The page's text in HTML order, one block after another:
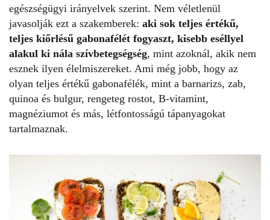
egészségügyi irányelvek szerint. Nem véletlenül
javasolják ezt a szakemberek: aki sok teljes értékű,
teljes kiőrlésű gabonafélét fogyaszt, kisebb eséllyel
alakul ki nála szívbetegségség, mint azoknál, akik nem
esznek ilyen élelmiszereket. Ami még jobb, hogy az
olyan teljes értékű gabonafélék, mint a barnarizs, zab,
quinoa és bulgur, rengeteg rostot, B-vitamint,
magnéziumot és más, létfontosságú tápanyagokat
tartalmaznak.